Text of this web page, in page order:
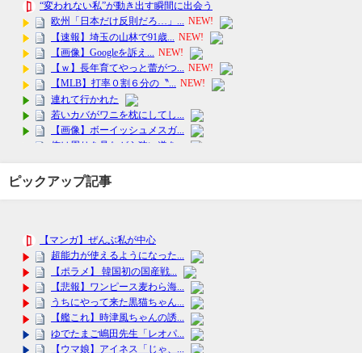
ピックアップ記事